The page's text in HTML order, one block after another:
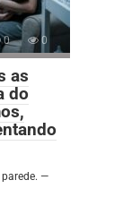
0 0
as
do
—